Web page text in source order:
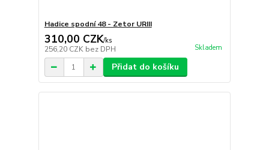
Hadice spodní 48 - Zetor URIII
310,00 CZK/ks
256,20 CZK bez DPH Skladem
Přidat do košíku